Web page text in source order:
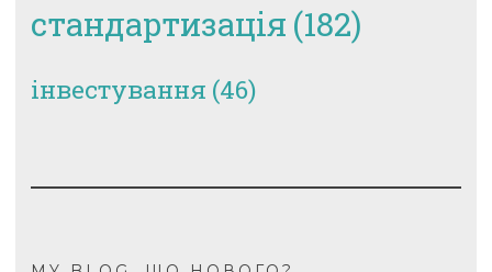
стандартизація (182)
інвестування (46)